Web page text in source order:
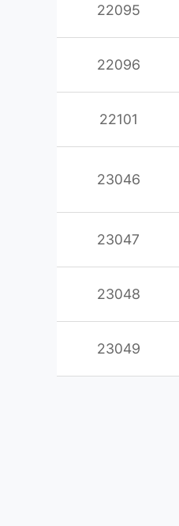
22095
22096
22101
23046
23047
23048
23049